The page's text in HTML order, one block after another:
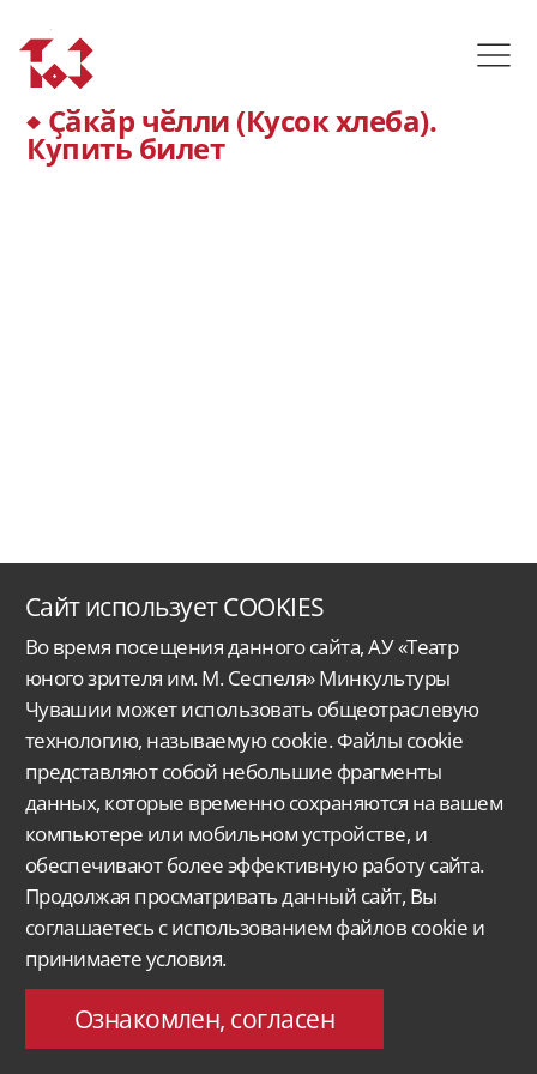
Ҫӑкӑр чӗлли (Кусок хлеба).
Купить билет
Автономное учреждение Чувашской Республики «Чувашский государственный
ордена Дружбы народовтеатр юного зрителя им. М. Сеспеля»Министерства
Версия для слабовидящих Поиск...
Московский проспект 33/9
Касса: +7 8352 45-00-34
C 9.00 до 19.00 в будни
Сайт использует COOKIES
Во время посещения данного сайта, АУ «Театр
юного зрителя им. М. Сеспеля» Минкультуры
Чувашии может использовать общеотраслевую
технологию, называемую cookie. Файлы cookie
представляют собой небольшие фрагменты
данных, которые временно сохраняются на вашем
компьютере или мобильном устройстве, и
обеспечивают более эффективную работу сайта.
Продолжая просматривать данный сайт, Вы
соглашаетесь с использованием файлов cookie и
принимаете условия.
Ознакомлен, согласен